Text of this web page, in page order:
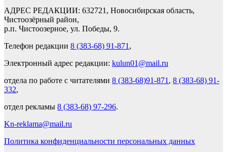
АДРЕС РЕДАКЦИИ: 632721, Новосибирская область,
Чистоозёрный район,
р.п. Чистоозерное, ул. Победы, 9.
Телефон редакции 8 (383-68) 91-871 ,
Электронный адрес редакции: kulun01@mail.ru
отдела по работе с читателями 8 (383-68)91-871 , 8 (383-68) 91-
332,
отдел рекламы 8 (383-68) 97-296.
Kn-reklama@mail.ru
Политика конфиденциальности персональных данных